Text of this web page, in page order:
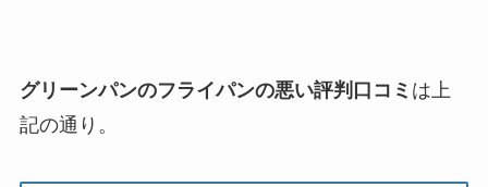
グリーンパンのフライパンの悪い評判口コミ は上
記の通り。